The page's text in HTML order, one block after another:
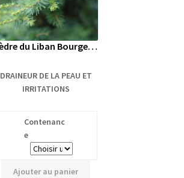
Cèdre du Liban Bourgeons Bio
DRAINEUR DE LA PEAU ET
IRRITATIONS
Contenanc
e
Ajouter au panier